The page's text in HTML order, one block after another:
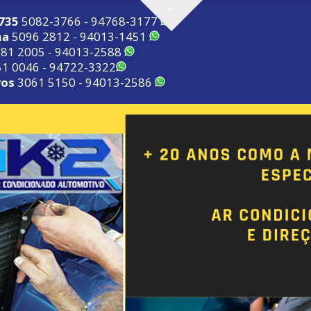
5082-3766 - 94768-3177
5096 2812 - 94013-1451
2005 - 94013-2588
0046 - 94722-3322
3061 5150 - 94013-2586